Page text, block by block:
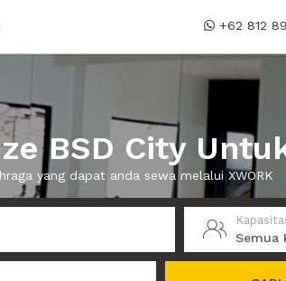
+62 812
BSD City
yang dapat anda sewa melalui XWORK
Semua